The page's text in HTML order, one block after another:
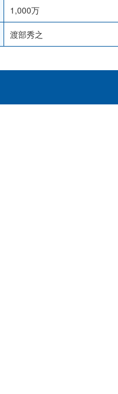
1,000万
渡部秀之